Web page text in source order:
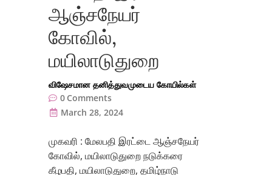
ஆஞ்சநேயர்
கோவில்,
மயிலாடுதுறை
விஷேசமான தனித்துவமுடைய கோயில்கள்
0 Comments
March 28, 2024
முகவரி : மேலபதி இரட்டை ஆஞ்சநேயர்
கோவில், மயிலாடுதுறை நடுக்கரை
கீழபதி, மயிலாடுதுறை, தமிழ்நாடு